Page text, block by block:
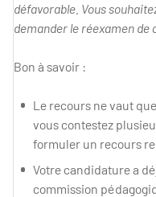
défavorable. Vous
demander le réexamen de
Bon à savoir :
Le recours ne vaut
vous contestez
formuler un recours
Votre candidature a
commission